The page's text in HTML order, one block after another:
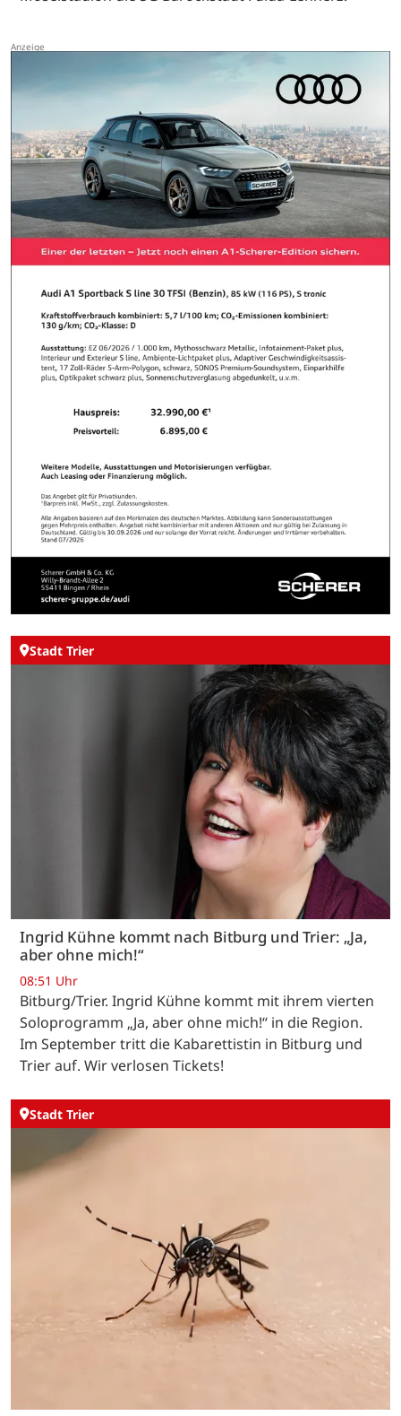
Stadt Trier
Ingrid Kühne kommt nach Bitburg und Trier: „Ja,
aber ohne mich!“
08:51 Uhr
Bitburg/Trier. Ingrid Kühne kommt mit ihrem vierten
Soloprogramm „Ja, aber ohne mich!“ in die Region.
Im September tritt die Kabarettistin in Bitburg und
Trier auf. Wir verlosen Tickets!
Stadt Trier